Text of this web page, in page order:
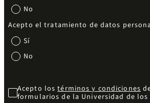
No
Acepto el tratamiento de datos
Sí
No
Acepto lostérminos y condiciones
formularios de la Universidad de los